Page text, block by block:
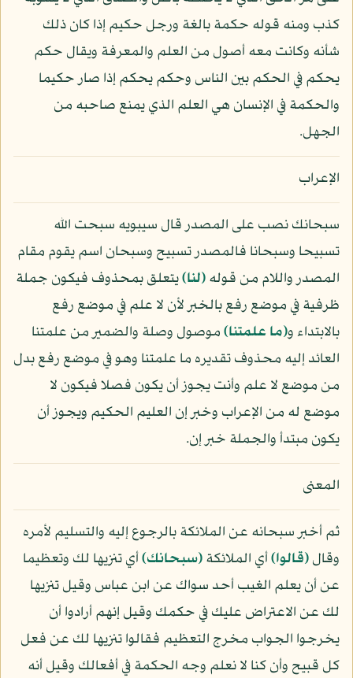
كذب ومنه قوله حكمة بالغة ورجل حكيم إذا كان ذلك
شأنه وكانت معه أصول من العلم والمعرفة ويقال حكم
يحكم في الحكم بين الناس وحكم يحكم إذا صار حكيما
والحكمة في الإنسان هي العلم الذي يمنع صاحبه من
الجهل.
الإعراب
سبحانك نصب على المصدر قال سيبويه سبحت الله
تسبيحا وسبحانا فالمصدر تسبيح وسبحان اسم يقوم مقام
المصدر واللام من قوله﴿لنا﴾يتعلق بمحذوف فيكون جملة
ظرفية في موضع رفع بالخبر لأن لا علم في موضع رفع
بالابتداء و﴿ما علمتنا﴾موصول وصلة والضمير من علمتنا
العائد إليه محذوف تقديره ما علمتنا وهو في موضع رفع بدل
من موضع لا علم وأنت يجوز أن يكون فصلا فيكون لا
موضع له من الإعراب وخبر إن العليم الحكيم ويجوز أن
يكون مبتدأ والجملة خبر إن.
المعنى
ثم أخبر سبحانه عن الملائكة بالرجوع إليه والتسليم لأمره
وقال﴿قالوا﴾أي الملائكة﴿سبحانك﴾أي تنزيها لك وتعظيما
عن أن يعلم الغيب أحد سواك عن ابن عباس وقيل تنزيها
لك عن الاعتراض عليك في حكمك وقيل إنهم أرادوا أن
يخرجوا الجواب مخرج التعظيم فقالوا تنزيها لك عن فعل
كل قبيح وأن كنا لا نعلم وجه الحكمة في أفعالك وقيل أنه